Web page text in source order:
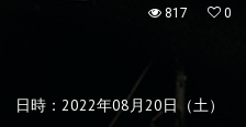
817 0
日時：2022年08月20日（土）